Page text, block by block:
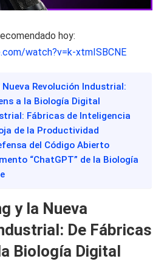
hoy:
watch?v=k-xtmISBCNE
Nueva Revolución Industrial:
a la Biología Digital
Fábricas de Inteligencia
de la Productividad
del Código Abierto
“ChatGPT” de la Biología
y la Nueva
De Fábricas
Biología Digital